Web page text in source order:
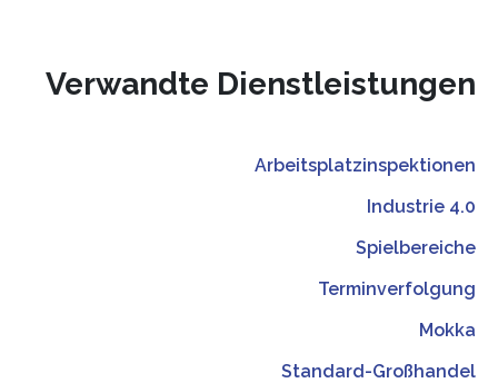
Verwandte Dienstleistungen
Arbeitsplatzinspektionen
Industrie 4.0
Spielbereiche
Terminverfolgung
Mokka
Standard-Großhandel